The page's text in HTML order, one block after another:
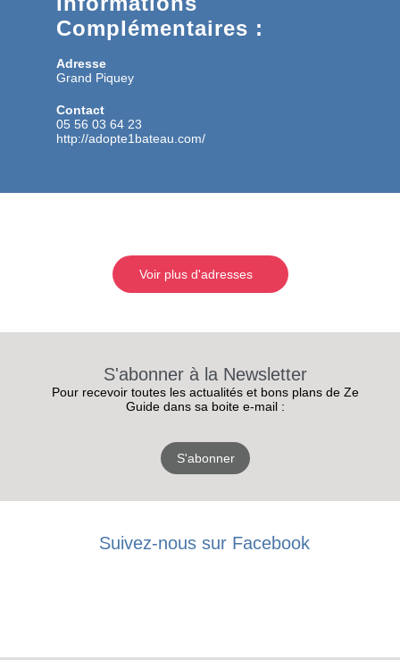
Complémentaires :
Adresse
Grand Piquey
Contact
05 56 03 64 23
http://adopte1bateau.com/
Voir plus d'adresses
S'abonner à la Newsletter
Pour recevoir toutes les actualités et bons plans de Ze
Guide dans sa boite e-mail :
S'abonner
Suivez-nous sur Facebook